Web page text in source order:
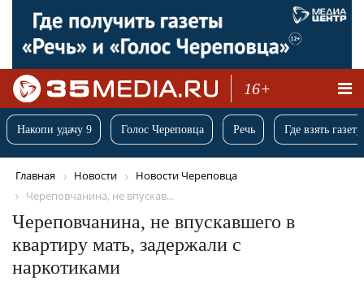
16+
Накопи удачу 9 Голос Череповца Речь Где взять
Главная Новости
Новости Череповца
Череповчанина, не впускав...
Череповчанина, не впускавшего в
квартиру мать, задержали с
наркотиками